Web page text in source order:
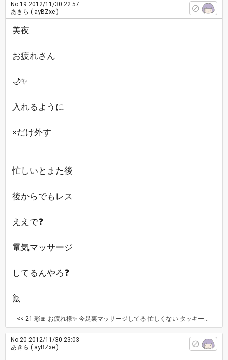
No.19 2012/11/30 22:57
あきら ( ayBZxe )
美夜
お疲れさん
🌙✨
入れるように
×だけ外す
忙しいとまた後
後からでもレス
ええで❓
電気マッサージ
してるんやろ❓
🙋
<< 21 彩🎀 お疲れ様✨ 今足裏マッサージしてる 忙しくない タッキーのドラマ観て大号泣してた 大奥は録画してる リアルで親友からメールきて、だいたい把握してる 彩🎀 忙しいんちゃうん？ 此処×外すの？ 雑談の🈵パスレの方かな？雑談のが分かりやすいんちゃうかな？🌙✨に 🍮🐼🎀🌹🌟
No.20 2012/11/30 23:03
あきら ( ayBZxe )